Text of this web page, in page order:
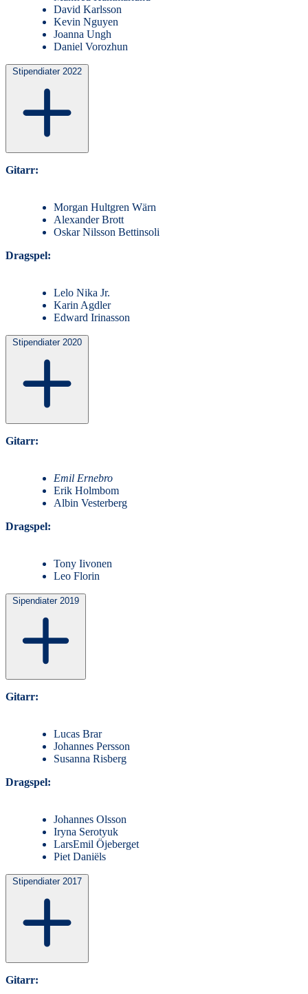
David Karlsson
Kevin Nguyen
Joanna Ungh
Daniel Vorozhun
Stipendiater 2022
Gitarr:
Morgan Hultgren Wärn
Alexander Brott
Oskar Nilsson Bettinsoli
Dragspel:
Lelo Nika Jr.
Karin Agdler
Edward Irinasson
Stipendiater 2020
Gitarr:
Emil Ernebro
Erik Holmbom
Albin Vesterberg
Dragspel:
Tony Iivonen
Leo Florin
Sipendiater 2019
Gitarr:
Lucas Brar
Johannes Persson
Susanna Risberg
Dragspel:
Johannes Olsson
Iryna Serotyuk
LarsEmil Öjeberget
Piet Daniëls
Stipendiater 2017
Gitarr: